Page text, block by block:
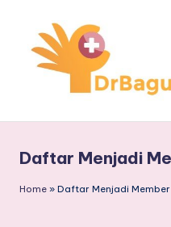
content
Daftar Menjadi
Home » Daftar Menjadi Member